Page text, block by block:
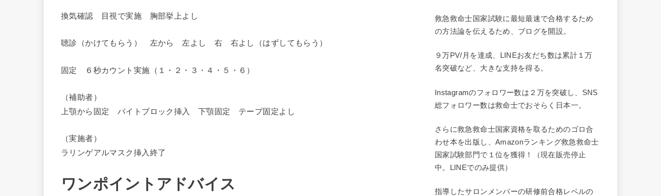
換気確認 目視で実施 胸部挙上よし
聴診（かけてもらう） 左から 左よし 右 右よし（はずしてもらう）
固定 ６秒カウント実施（１・２・３・４・５・６）
（補助者）
上顎から固定 バイトブロック挿入 下顎固定 テープ固定よし
（実施者）
ラリンゲアルマスク挿入終了
ワンポイントアドバイス
救急救命士国家試験に最短最速で合格するため
の方法論を伝えるため、ブログを開設。
９万PV/月を達成、LINEお友だち数は累計１万
名突破など、大きな支持を得る。
Instagramのフォロワー数は２万を突破し、SNS
総フォロワー数は救命士でおそらく日本一。
さらに救急救命士国家資格を取るためのゴロ合
わせ本を出版し、Amazonランキング救急救命士
国家試験部門で１位を獲得！（現在販売停止
中。LINEでのみ提供）
指導したサロンメンバーの研修前合格レベルの